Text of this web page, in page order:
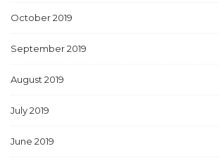
October 2019
September 2019
August 2019
July 2019
June 2019